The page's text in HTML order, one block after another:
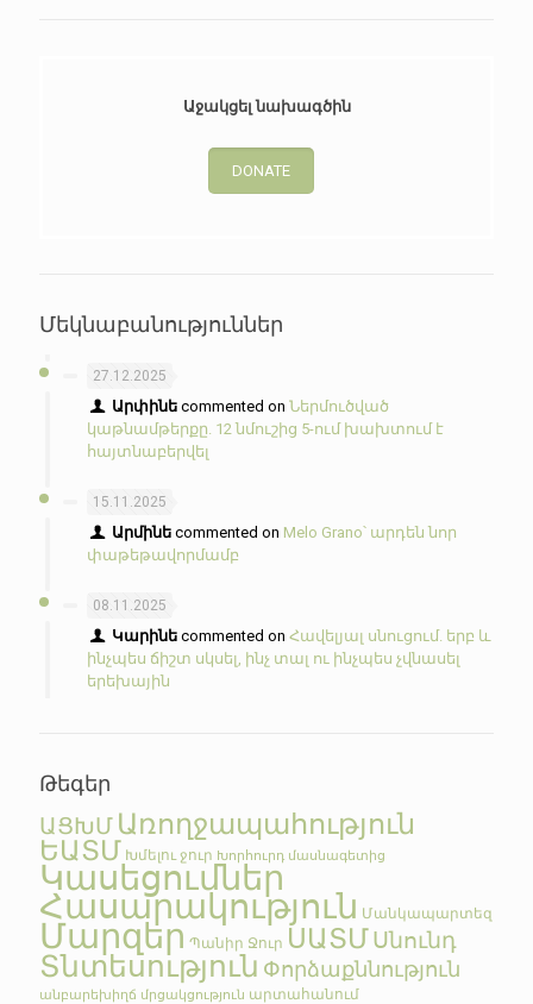
Աջակցել նախագծին
DONATE
Մեկնաբանություններ
27.12.2025
Արփինե commented onՆերմուծված
կաթնամթերքը. 12 նմուշից 5-ում խախտում է
հայտնաբերվել
15.11.2025
Արմինե commented on Melo Grano՝ արդեն նոր
փաթեթավորմամբ
08.11.2025
Կարինե commented onՀավելյալ սնուցում. երբ և
ինչպես ճիշտ սկսել, ինչ տալ ու ինչպես չվնասել
երեխային
Թեգեր
ԱՑԽՄ Առողջապահություն
ԵԱՏՄ Խմելու ջուր Խորհուրդ մասնագետից
Կասեցումներ
Հասարակություն Մանկապարտեզ
Մարզեր Պանիր Ջուր ՍԱՏՄՍնունդ
Տնտեսություն Փորձաքննություն
անբարեխիղճ մրցակցություն արտահանում